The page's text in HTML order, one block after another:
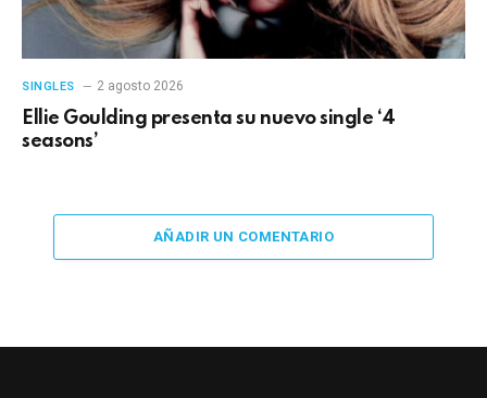
SINGLES 2 agosto 2026
Ellie Goulding presenta su nuevo single ‘4
seasons’
AÑADIR UN COMENTARIO